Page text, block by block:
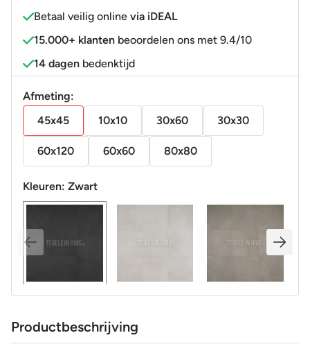
Betaal veilig online via iDEAL
15.000+ klanten beoordelen ons met 9.4/10
14 dagen bedenktijd
Afmeting:
45x45
10x10 30x60 30x30
60x120 60x60 80x80
Kleuren: Zwart
Productbeschrijving